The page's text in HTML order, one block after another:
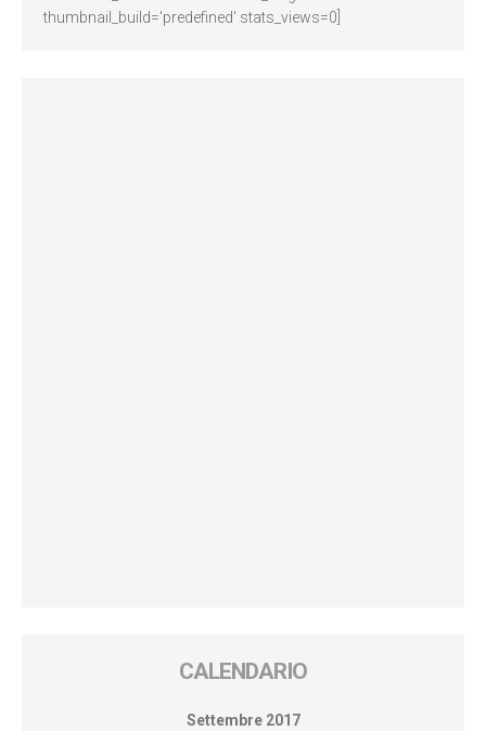
thumbnail_build='predefined' stats_views=0]
CALENDARIO
Settembre 2017